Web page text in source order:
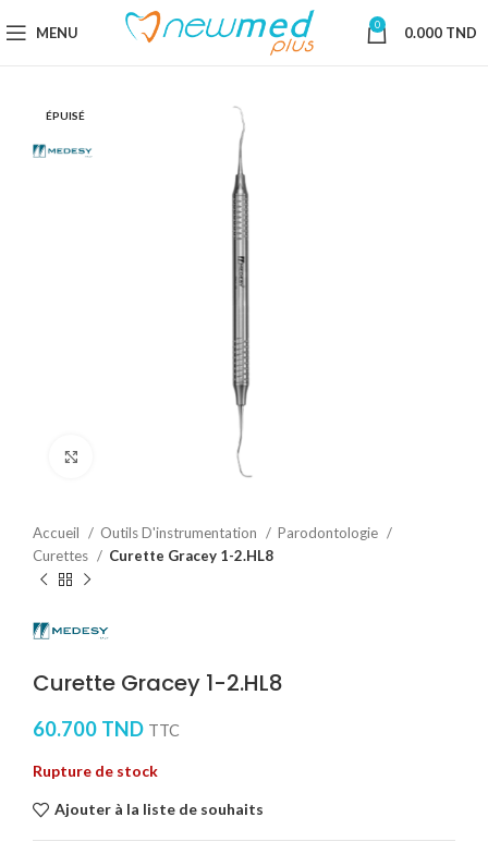
MENU 0 0.000 TND
ÉPUISÉ
Accueil Outils D'instrumentation
Parodontologie
Curettes
Curette Gracey 1-2.HL8
Curette Gracey 1-2.HL8
60.700 TND TTC
Rupture de stock
Ajouter à la liste de souhaits